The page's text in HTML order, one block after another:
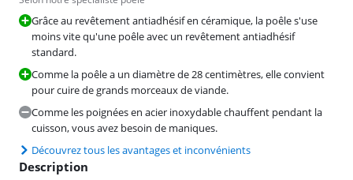
Grâce au revêtement antiadhésif en céramique, la poêle s'use
moins vite qu'une poêle avec un revêtement antiadhésif
standard.
Comme la poêle a un diamètre de 28 centimètres, elle convient
pour cuire de grands morceaux de viande.
Comme les poignées en acier inoxydable chauffent pendant la
cuisson, vous avez besoin de maniques.
Découvrez tous les avantages et inconvénients
Description